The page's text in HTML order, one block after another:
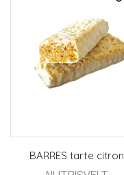
BARRES tarte citron